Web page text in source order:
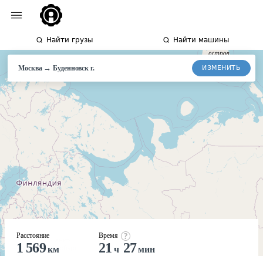
Найти грузы Найти машины
Москва→Буденновскг. ИЗМЕНИТЬ
Расстояние
1 569км
Время
21 ч 27мин